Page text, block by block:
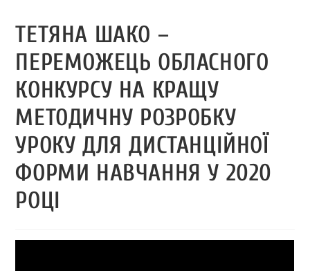
ТЕТЯНА ШАКО –
ПЕРЕМОЖЕЦЬ ОБЛАСНОГО
КОНКУРСУ НА КРАЩУ
МЕТОДИЧНУ РОЗРОБКУ
УРОКУ ДЛЯ ДИСТАНЦІЙНОЇ
ФОРМИ НАВЧАННЯ У 2020
РОЦІ